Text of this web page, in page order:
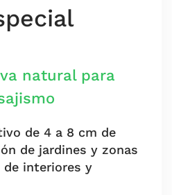
de jardines y zonas
de interiores y